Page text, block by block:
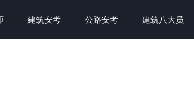
建筑安考 公路安考 建筑八大员